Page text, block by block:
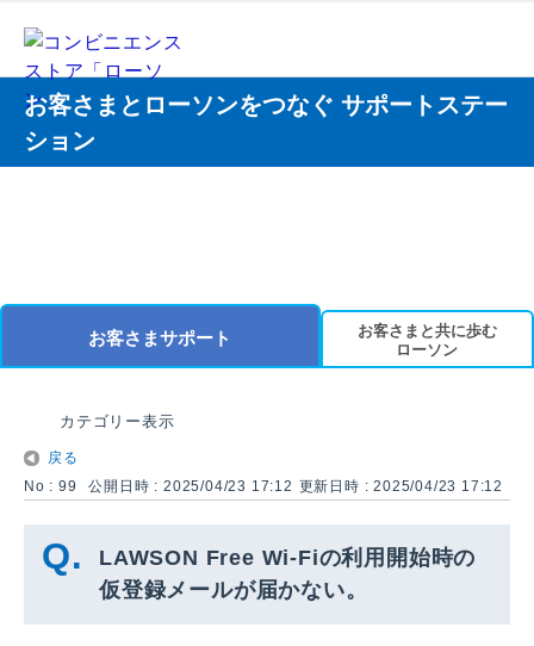
お客さまとローソンをつなぐ サポートステー
ション
お客さまサポート
お客さまと共に歩む
ローソン
カテゴリー表示
戻る
No : 99
公開日時 : 2025/04/23 17:12 更新日時 : 2025/04/23 17:12
LAWSON Free Wi-Fiの利用開始時の
仮登録メールが届かない。